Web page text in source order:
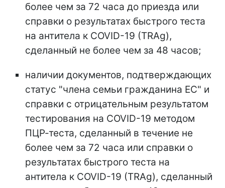
более чем за 72 часа до приезда или
справки о результатах быстрого теста
на антитела к COVID-19 (TRAg),
сделанный не более чем за 48 часов;
наличии документов, подтверждающих
статус "члена семьи гражданина ЕС" и
справки с отрицательным результатом
тестирования на COVID-19 методом
ПЦР-теста, сделанный в течение не
более чем за 72 часа или справки о
результатах быстрого теста на
антитела к COVID-19 (TRAg), сделанный